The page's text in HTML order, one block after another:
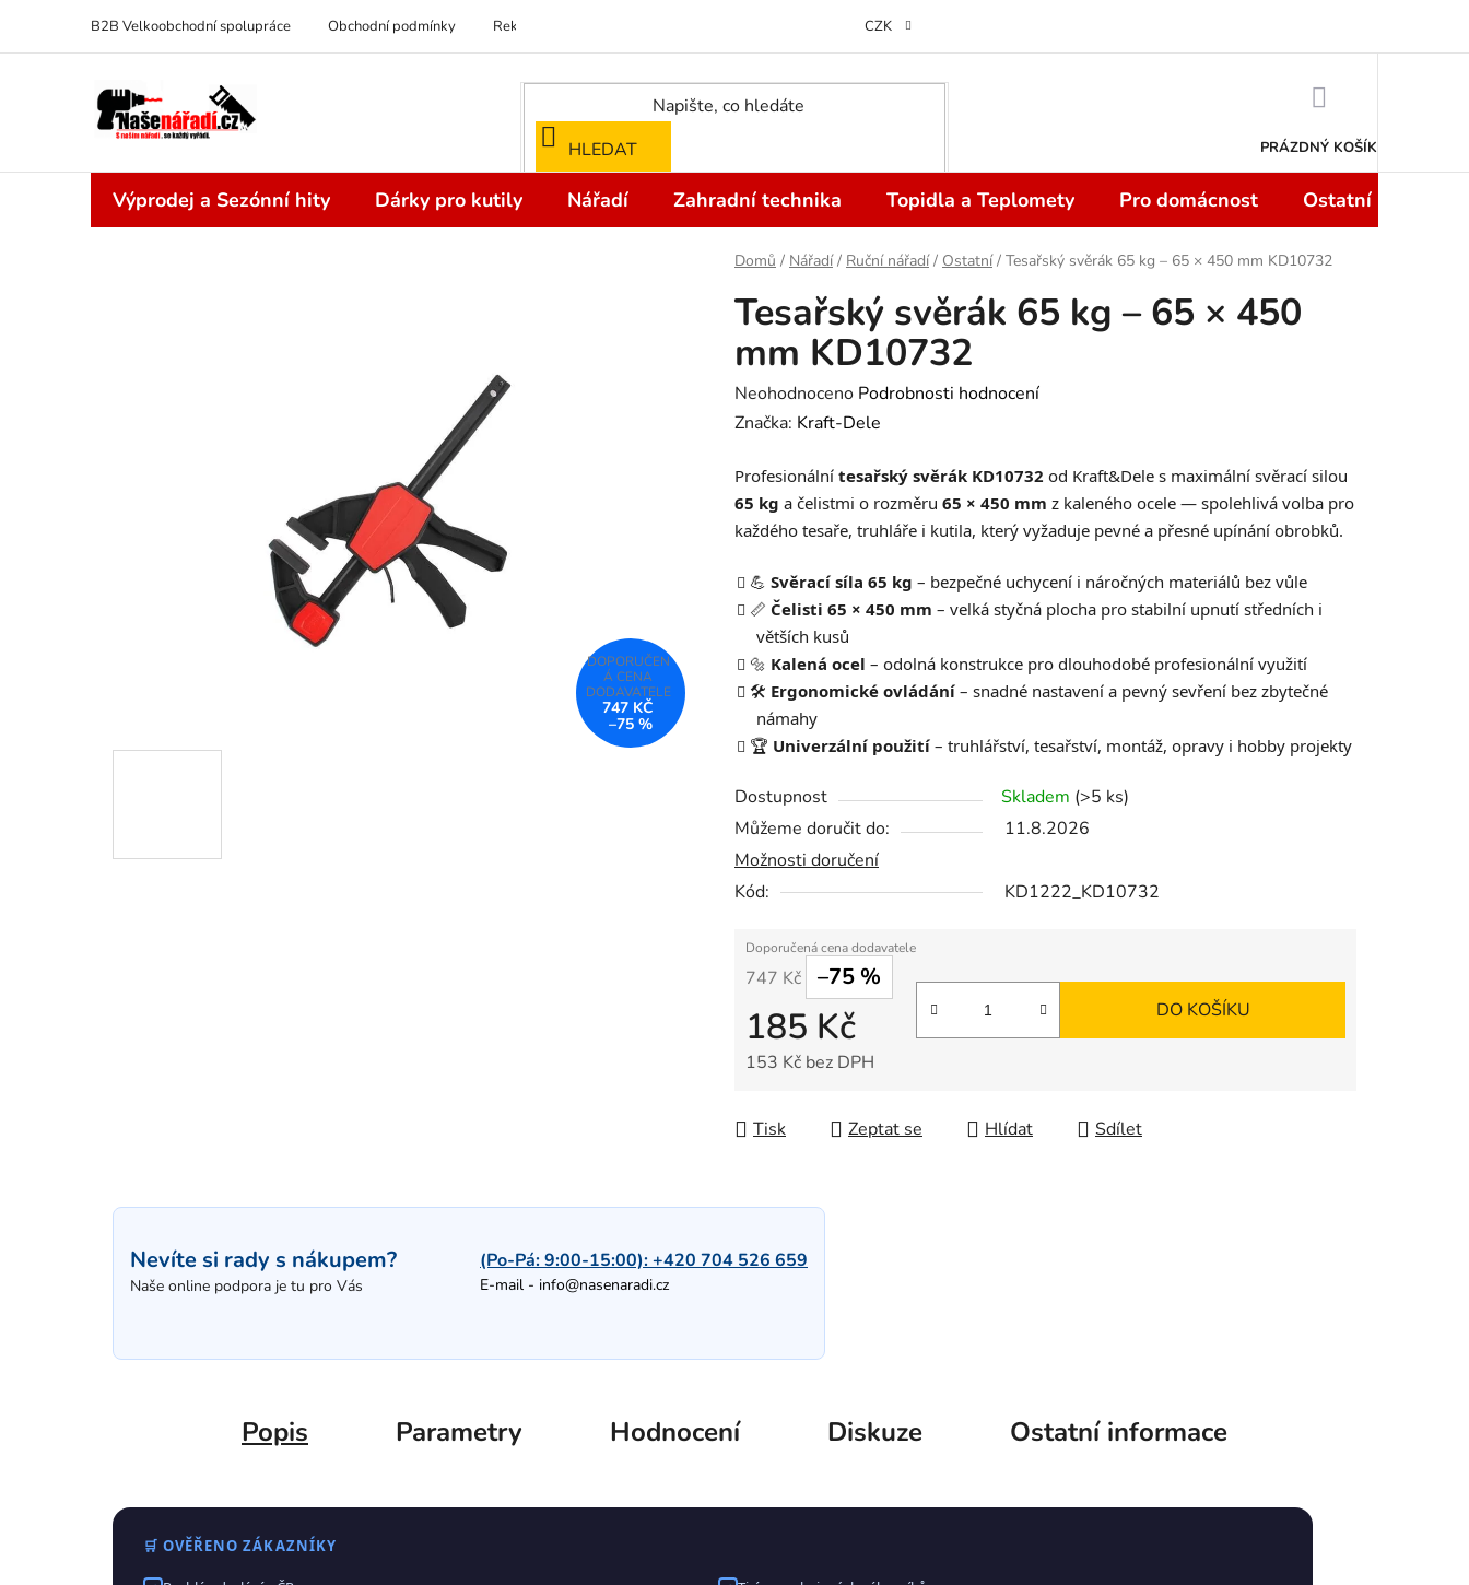
obsah
B2B Velkoobchodní spolupráce Obchodní podmínky Reklamace Odstoupení od kupní smlouvy do 14 dní
CZK
HLEDAT PRÁZDNÝ KOŠÍK
Výprodej a Sezónní hity Dárky pro kutily Nářadí Zahradní technika Topidla a Teplomety Pro domácnost Ostatní
Domů / Nářadí / Ruční nářadí / Ostatní / Tesařský svěrák 65 kg – 65 × 450 mm KD10732
Tesařský svěrák 65 kg – 65 × 450
mm KD10732
Průměrné
hodnocení
je
0,0
z
hvězdiček.
Neohodnoceno Podrobnosti hodnocení
Značka: Kraft-Dele
Profesionální tesařský svěrák KD10732 od Kraft&Dele s maximální svěrací silou
65 kg a čelistmi o rozměru 65 × 450 mm z kaleného ocele — spolehlivá volba pro
každého tesaře, truhláře i kutila, který vyžaduje pevné a přesné upínání obrobků.
💪 Svěrací síla 65 kg – bezpečné uchycení i náročných materiálů bez vůle
📏 Čelisti 65 × 450 mm – velká styčná plocha pro stabilní upnutí středních i
větších kusů
🔩 Kalená ocel – odolná konstrukce pro dlouhodobé profesionální využití
🛠️ Ergonomické ovládání – snadné nastavení a pevný sevření bez zbytečné
námahy
🏆 Univerzální použití – truhlářství, tesařství, montáž, opravy i hobby projekty
Dostupnost Skladem (>5 ks)
Můžeme doručit do:
11.8.2026
Možnosti doručení
Kód:
KD1222_KD10732
747 Kč –75 %
185 Kč
153 Kč bez DPH
DO KOŠÍKU
Tisk Zeptat se Hlídat Sdílet
747 KČ
–75 %
Nevíte si rady s nákupem?
Naše online podpora je tu pro Vás
(Po-Pá: 9:00-15:00):+420 704 526 659
E-mail - info@nasenaradi.cz
Popis Parametry Hodnocení Diskuze Ostatní informace
🛒 OVĚŘENO ZÁKAZNÍKY